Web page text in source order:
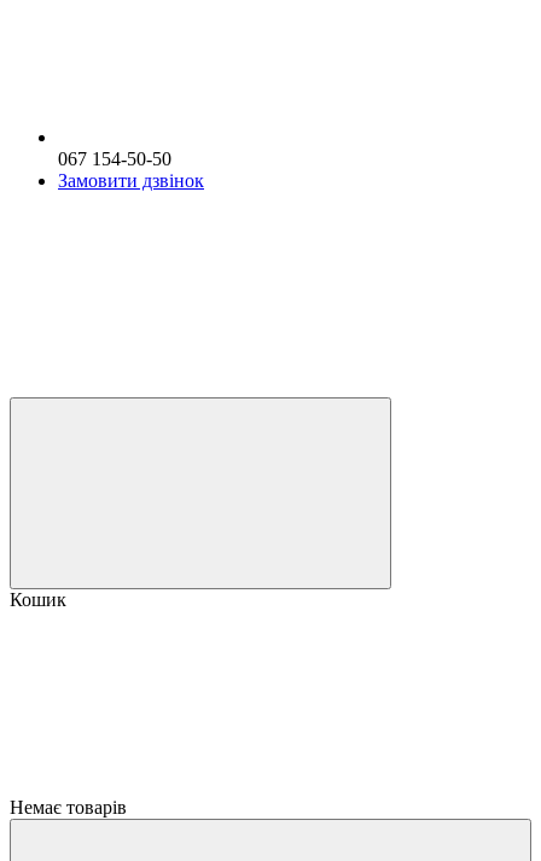
067 154-50-50
Замовити дзвінок
Кошик
Немає товарів